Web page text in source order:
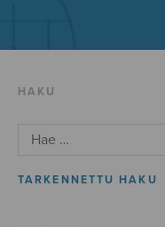
HAKU
TARKENNETTU HAKU